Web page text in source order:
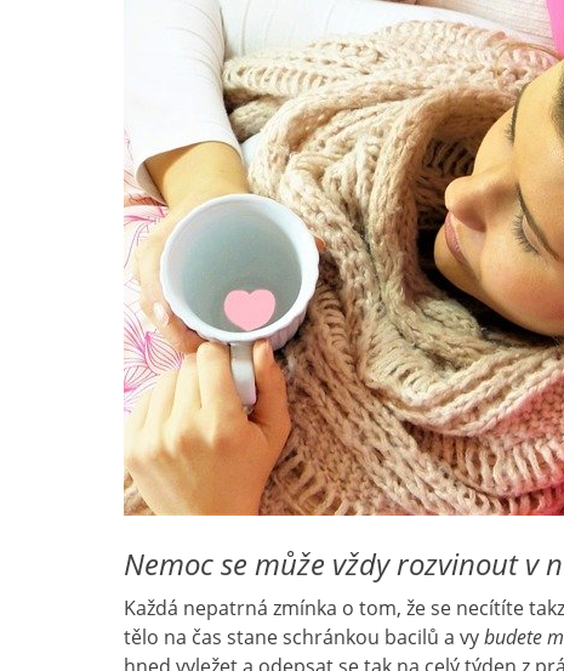
Nemoc se může vždy rozvinout v
Každá nepatrná zmínka o tom, že se necítíte
tělo na čas stane schránkou bacilů a vybudete